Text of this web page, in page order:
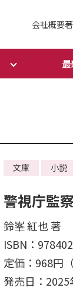
会社概要
文庫 小説
警視庁監
鈴峯 紅也 著
ISBN：
定価：968円（
発売日：2025